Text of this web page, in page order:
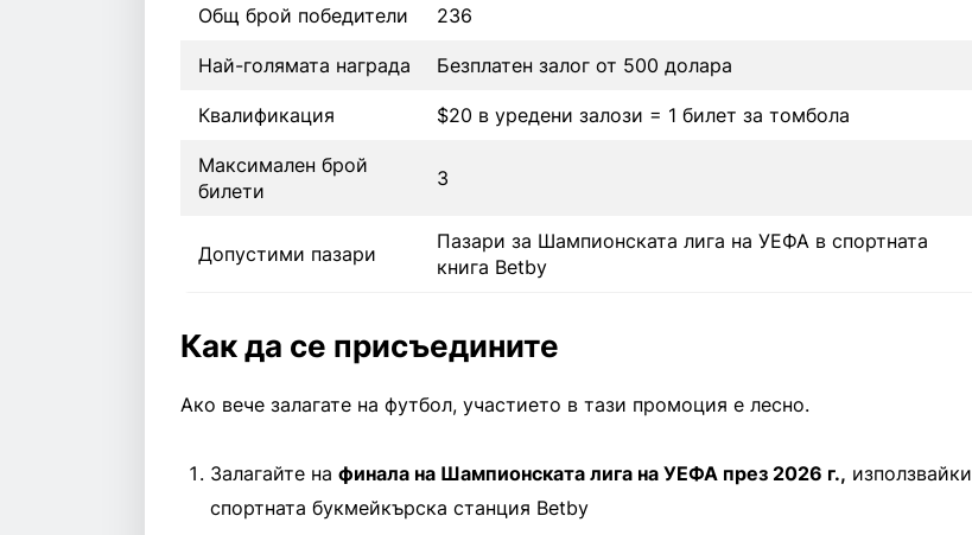
Общ брой победители 236
Най-голямата награда Безплатен залог от 500 долара
Квалификация $20 в уредени залози = 1 билет за томбола
Максимален брой
билети
3
Допустими пазари
Пазари за Шампионската лига на УЕФА в спортната
книга Betby
Как да се присъедините
Ако вече залагате на футбол, участието в тази промоция е лесно.
Залагайте на финала на Шампионската лига на УЕФА през 2026 г., използвайки
спортната букмейкърска станция Betby